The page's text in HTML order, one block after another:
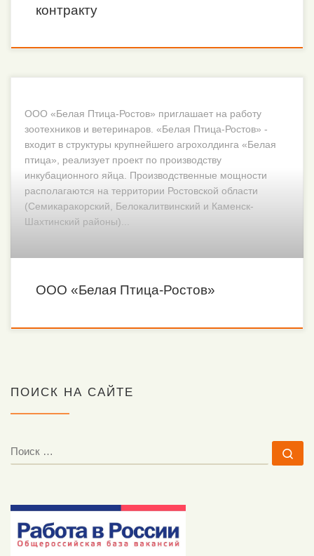
контракту
ООО «Белая Птица-Ростов» приглашает на работу
зоотехников и ветеринаров. «Белая Птица-Ростов» -
входит в структуры крупнейшего агрохолдинга «Белая
птица», реализует проект по производству
инкубационного яйца. Производственные мощности
располагаются на территории Ростовской области
(Семикаракорский, Белокалитвинский и Каменск-
Шахтинский районы)...
ООО «Белая Птица-Ростов»
ПОИСК НА САЙТЕ
ПОИСК